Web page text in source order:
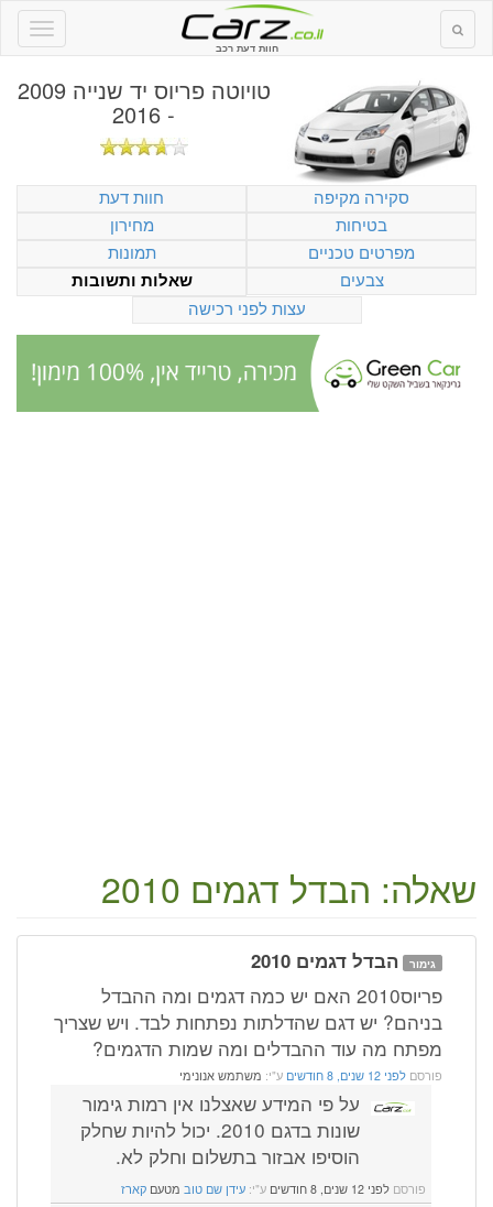
חוות דעת רכב
טויוטה פריוס יד שנייה 2009
- 2016
סקירה מקיפה
חוות דעת
בטיחות
מחירון
מפרטים טכניים
תמונות
צבעים
שאלות ותשובות
עצות לפני רכישה
שאלה: הבדל דגמים 2010
גימור הבדל דגמים 2010
פריוס2010 האם יש כמה דגמים ומה ההבדל
בניהם? יש דגם שהדלתות נפתחות לבד. ויש שצריך
מפתח מה עוד ההבדלים ומה שמות הדגמים?
פורסם לפני 12 שנים, 8 חודשים ע"י: משתמש אנונימי
על פי המידע שאצלנו אין רמות גימור
שונות בדגם 2010. יכול להיות שחלק
הוסיפו אבזור בתשלום וחלק לא.
פורסם לפני 12 שנים, 8 חודשים ע"י: עידן שם טוב מטעם קארז